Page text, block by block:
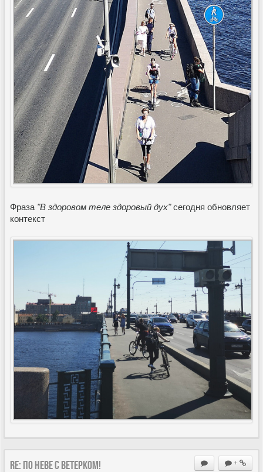
Фраза "В здоровом теле здоровый дух"сегодня обновляет
контекст
+
Re: По Неве с ветерком!